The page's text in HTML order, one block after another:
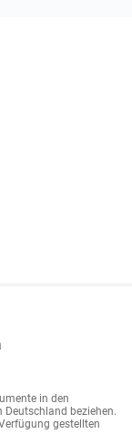
in den
beziehen.
gestellten